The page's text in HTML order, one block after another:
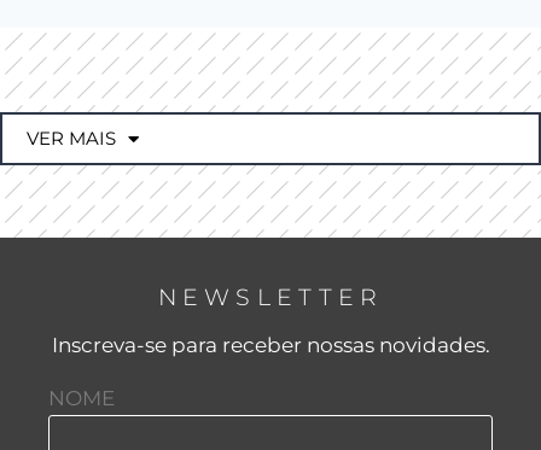
VER MAIS
NEWSLETTER
Inscreva-se para receber nossas novidades.
NOME